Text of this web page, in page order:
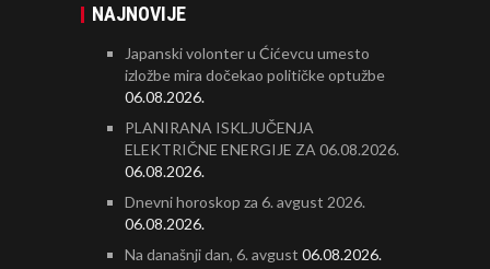
NAJNOVIJE
Japanski volonter u Ćićevcu umesto
izložbe mira dočekao političke optužbe
06.08.2026.
PLANIRANA ISKLJUČENJA
ELEKTRIČNE ENERGIJE ZA 06.08.2026.
06.08.2026.
Dnevni horoskop za 6. avgust 2026.
06.08.2026.
Na današnji dan, 6. avgust 06.08.2026.